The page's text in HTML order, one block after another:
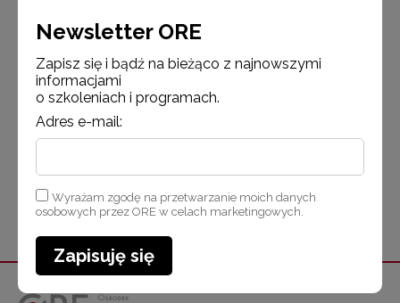
Newsletter ORE
Zapisz się i bądź na bieżąco z najnowszymi
informacjami
o szkoleniach i programach.
Adres e-mail:
Wyrażam zgodę na przetwarzanie moich danych
osobowych przez ORE w celach marketingowych.
Zapisuję się